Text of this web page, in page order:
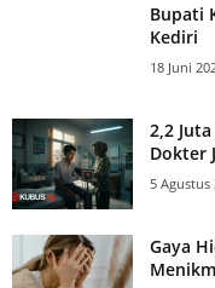
Bupati
Kediri
18 Juni
2,2
Dokter
5 Agustus
Gaya